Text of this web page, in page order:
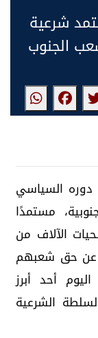
شرعية
الجنوب
دوره السياسي
مستمدًا
الآلاف من
عن حق شعبهم
أحد أبرز
الشرعية